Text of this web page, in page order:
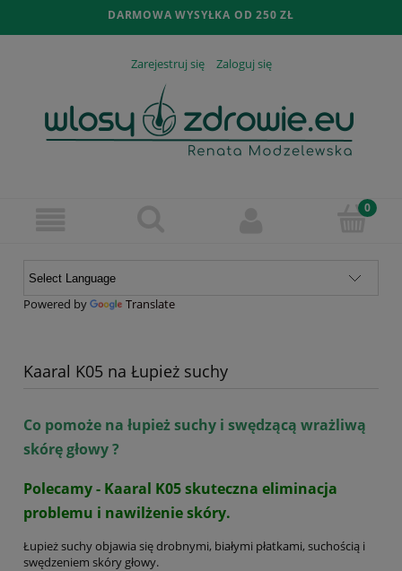
DARMOWA WYSYŁKA OD 250 ZŁ
Zarejestruj się Zaloguj się
Powered by Translate
Kaaral K05 na Łupież suchy
Co pomoże na łupież suchy i swędzącą wrażliwą
skórę głowy ?
Polecamy - Kaaral K05 skuteczna eliminacja
problemu i nawilżenie skóry.
Łupież suchy objawia się drobnymi, białymi płatkami, suchością i
swędzeniem skóry głowy.